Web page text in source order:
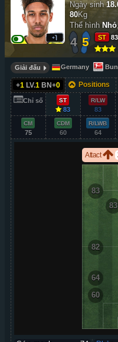
Ngày sinh
80Kg
Thể hình Nhỏ,
4 5 ST 83
Giải đấu Germany
+1 LV.1 BN+0 Positions
Chỉ số ST
83
R/LW
83
CM
75
CDM
60
R/LWB
64
Attact
83
83
82
64
60